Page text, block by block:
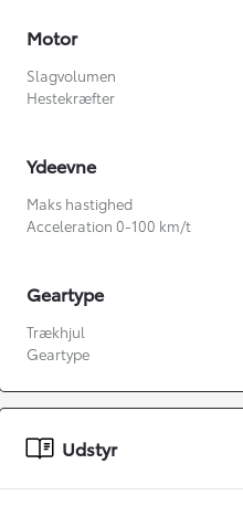
Fra kr. 349.990
Motor
Slagvolumen
Hestekræfter
Ydeevne
Maks hastighed
Acceleration 0-100 km/t
Geartype
Trækhjul
Geartype
Udstyr